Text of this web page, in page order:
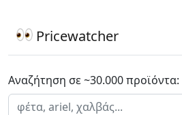
Pricewatcher
Αναζήτηση σε ~30.000 προϊόντα: